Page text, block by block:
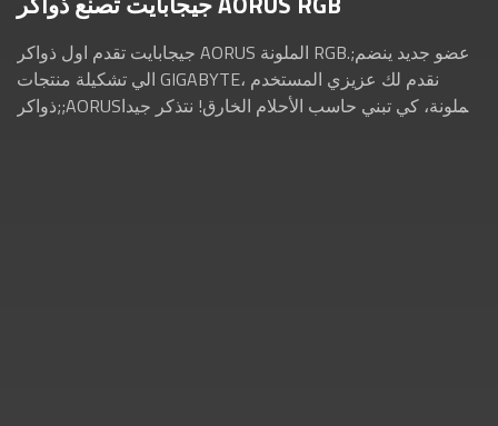
جيجابايت تقدم اول ذواكر AORUS الملونة RGB.;عضو جديد ينضم
الي تشكيلة منتجات GIGABYTE، نقدم لك عزيزي المستخدم
ذواكر;;AORUSالملونة، كي تبني حاسب الأحلام الخارق! نتذكر جيدا